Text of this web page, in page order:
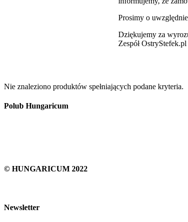
Prosimy o
Dziękujemy za
Zespół OstryStefek.pl
Nie znaleziono produktów spełniających podane kryteria.
Polub Hungaricum
© HUNGARICUM 2022
Newsletter